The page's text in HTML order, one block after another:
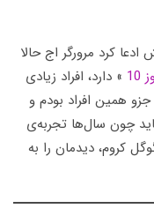
کرد مرورگر اج حالا
» دارد، افراد زیادی
جزو همین افراد بودم و
چون سال‌ها تجربه‌‌ی
کروم، دیدمان را به